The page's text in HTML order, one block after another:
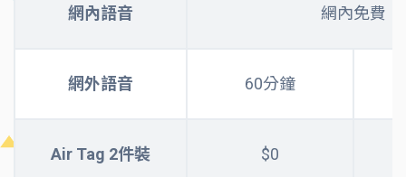
網內語音 網內免費
網外語音 60分鐘
Air Tag 2件裝 $0